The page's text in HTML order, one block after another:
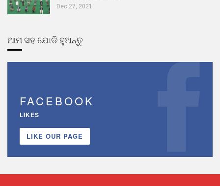
Dec 27, 2021
ଆମ ସହ ଯୋଡି ହୁଅନ୍ତୁ
FACEBOOK
LIKES
LIKE OUR PAGE